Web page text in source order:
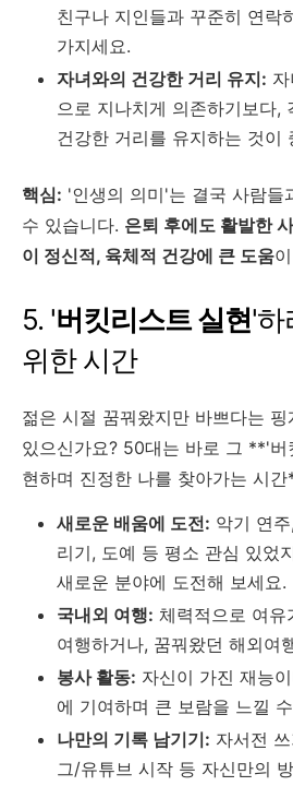
친구나 지인들과 꾸준히 연락
가지세요.
자녀와의 건강한 거리 유지:
으로 지나치게 의존하기보다,
건강한 거리를 유지하는 것이
핵심: '인생의 의미'는 결국 사람들
수 있습니다. 은퇴 후에도 활발한
이 정신적, 육체적 건강에 큰 도움
5. '버킷리스트 실현'하
위한 시간
젊은 시절 꿈꿔왔지만 바쁘다는
있으신가요? 50대는 바로 그 **'버
현하며 진정한 나를 찾아가는 시
새로운 배움에 도전: 악기 연
리기, 도예 등 평소 관심 있었
새로운 분야에 도전해 보세요.
국내외 여행: 체력적으로 여
여행하거나, 꿈꿔왔던 해외여
봉사 활동: 자신이 가진 재능
에 기여하며 큰 보람을 느낄
나만의 기록 남기기: 자서전
그/유튜브 시작 등 자신만의